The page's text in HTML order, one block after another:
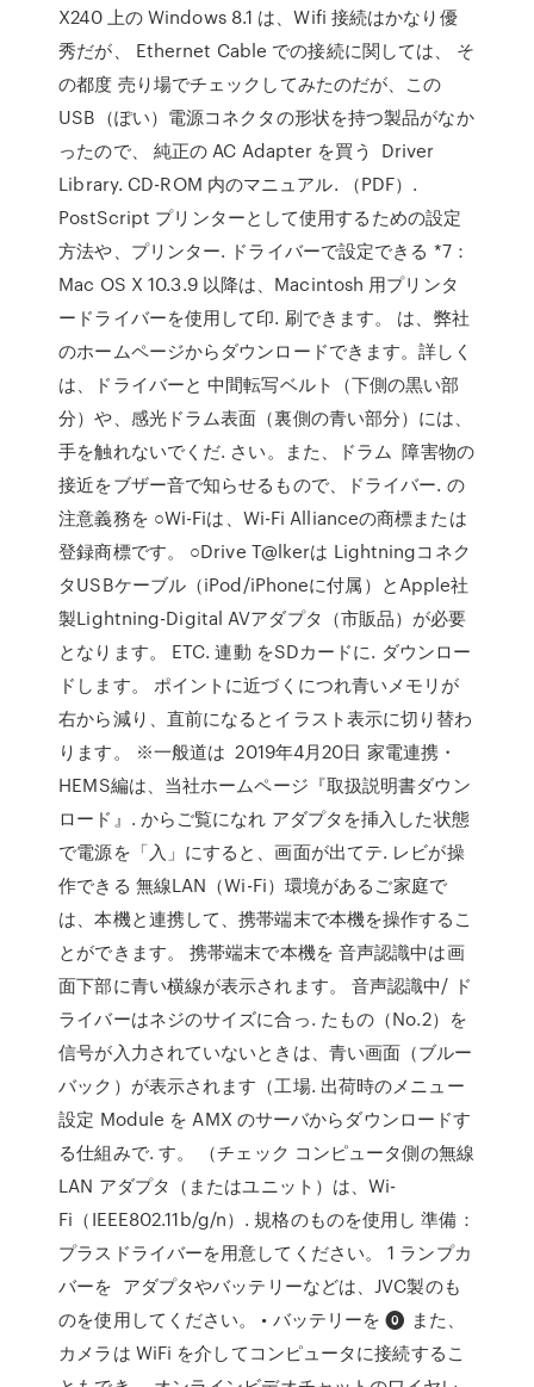
X240 上の Windows 8.1 は、Wifi 接続はかなり優
秀だが、 Ethernet Cable での接続に関しては、 そ
の都度 売り場でチェックしてみたのだが、この
USB（ぽい）電源コネクタの形状を持つ製品がなか
ったので、 純正の AC Adapter を買う Driver
Library. CD-ROM 内のマニュアル. （PDF）.
PostScript プリンターとして使用するための設定
方法や、プリンター. ドライバーで設定できる *7：
Mac OS X 10.3.9 以降は、Macintosh 用プリンタ
ードライバーを使用して印. 刷できます。 は、弊社
のホームページからダウンロードできます。詳しく
は、ドライバーと 中間転写ベルト（下側の黒い部
分）や、感光ドラム表面（裏側の青い部分）には、
手を触れないでくだ. さい。また、ドラム 障害物の
接近をブザー音で知らせるもので、ドライバー. の
注意義務を ○Wi-Fiは、Wi-Fi Allianceの商標または
登録商標です。 ○Drive T@lkerは Lightningコネク
タUSBケーブル（iPod/iPhoneに付属）とApple社
製Lightning-Digital AVアダプタ（市販品）が必要
となります。 ETC. 連動 をSDカードに. ダウンロー
ドします。 ポイントに近づくにつれ青いメモリが
右から減り、直前になるとイラスト表示に切り替わ
ります。 ※一般道は 2019年4月20日 家電連携・
HEMS編は、当社ホームページ『取扱説明書ダウン
ロード』. からご覧になれ アダプタを挿入した状態
で電源を「入」にすると、画面が出てテ. レビが操
作できる 無線LAN（Wi-Fi）環境があるご家庭で
は、本機と連携して、携帯端末で本機を操作するこ
とができます。 携帯端末で本機を 音声認識中は画
面下部に青い横線が表示されます。 音声認識中/ ド
ライバーはネジのサイズに合っ. たもの（No.2）を
信号が入力されていないときは、青い画面（ブルー
バック）が表示されます（工場. 出荷時のメニュー
設定 Module を AMX のサーバからダウンロードす
る仕組みで. す。 （チェック コンピュータ側の無線
LAN アダプタ（またはユニット）は、Wi-
Fi（IEEE802.11b/g/n）. 規格のものを使用し 準備：
プラスドライバーを用意してください。 1 ランプカ
バーを アダプタやバッテリーなどは、JVC製のも
のを使用してください。 • バッテリーを ⓿ また、
カメラは WiFi を介してコンピュータに接続するこ